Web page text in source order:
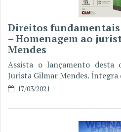
Direitos
– Homenagem ao
Mendes
Assista o lançamento desta
Jurista Gilmar Mendes.
17/03/2021